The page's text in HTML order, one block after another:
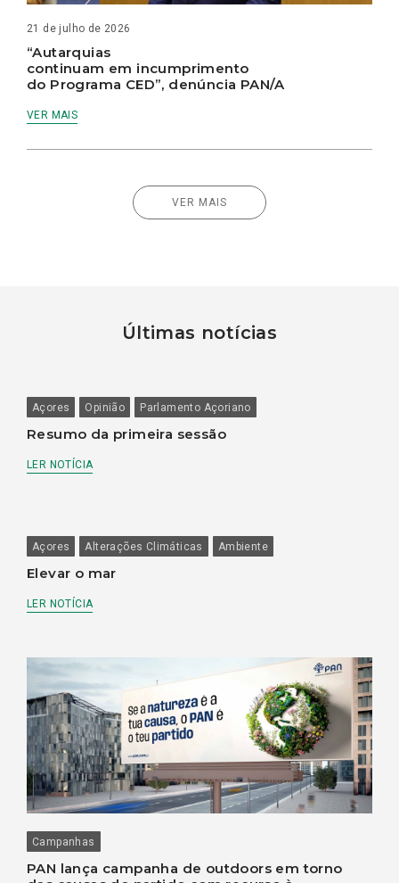
21 de julho de 2026
“Autarquias
continuam em incumprimento
do Programa CED”, denúncia PAN/A
VER MAIS
VER MAIS
Últimas notícias
Açores Opinião Parlamento Açoriano
Resumo da primeira sessão
LER NOTÍCIA
Açores Alterações Climáticas Ambiente
Elevar o mar
LER NOTÍCIA
Campanhas
PAN lança campanha de outdoors em torno